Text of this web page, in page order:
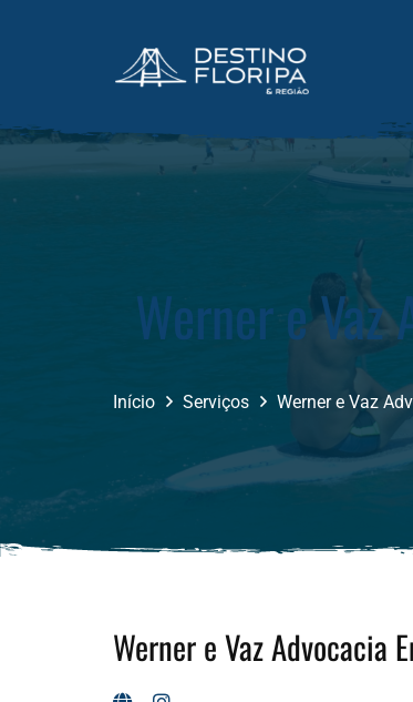
Werner e Vaz
Início Serviços Werner e Vaz
Werner e Vaz Advocacia